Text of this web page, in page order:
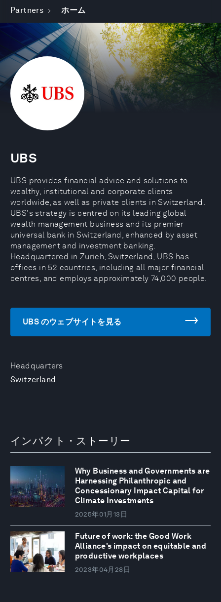
Partners ホーム
Headquarters
Switzerland
UBS
UBS provides financial advice and solutions to
wealthy, institutional and corporate clients
worldwide, as well as private clients in Switzerland.
UBS's strategy is centred on its leading global
wealth management business and its premier
universal bank in Switzerland, enhanced by asset
management and investment banking.
Headquartered in Zurich, Switzerland, UBS has
offices in 52 countries, including all major financial
centres, and employs approximately 74,000 people.
UBS のウェブサイトを見る
インパクト・ストーリー
Why Business and Governments are
Harnessing Philanthropic and
Concessionary Impact Capital for
Climate Investments
2025年01月13日
Future of work: the Good Work
Alliance's impact on equitable and
productive workplaces
2023年04月28日